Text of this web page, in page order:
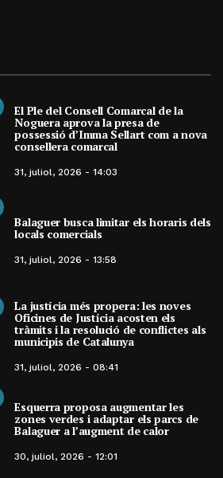
El Ple del Consell Comarcal de la
Noguera aprova la presa de
possessió d’Imma Sellart com a nova
consellera comarcal
31, juliol, 2026 - 14:03
Balaguer busca limitar els horaris dels
locals comercials
31, juliol, 2026 - 13:58
La justícia més propera: les noves
Oficines de Justícia acosten els
tràmits i la resolució de conflictes als
municipis de Catalunya
31, juliol, 2026 - 08:41
Esquerra proposa augmentar les
zones verdes i adaptar els parcs de
Balaguer a l’augment de calor
30, juliol, 2026 - 12:01